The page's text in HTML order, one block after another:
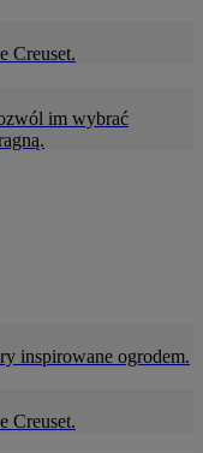
Creuset.
im wybrać
inspirowane ogrodem.
Creuset.